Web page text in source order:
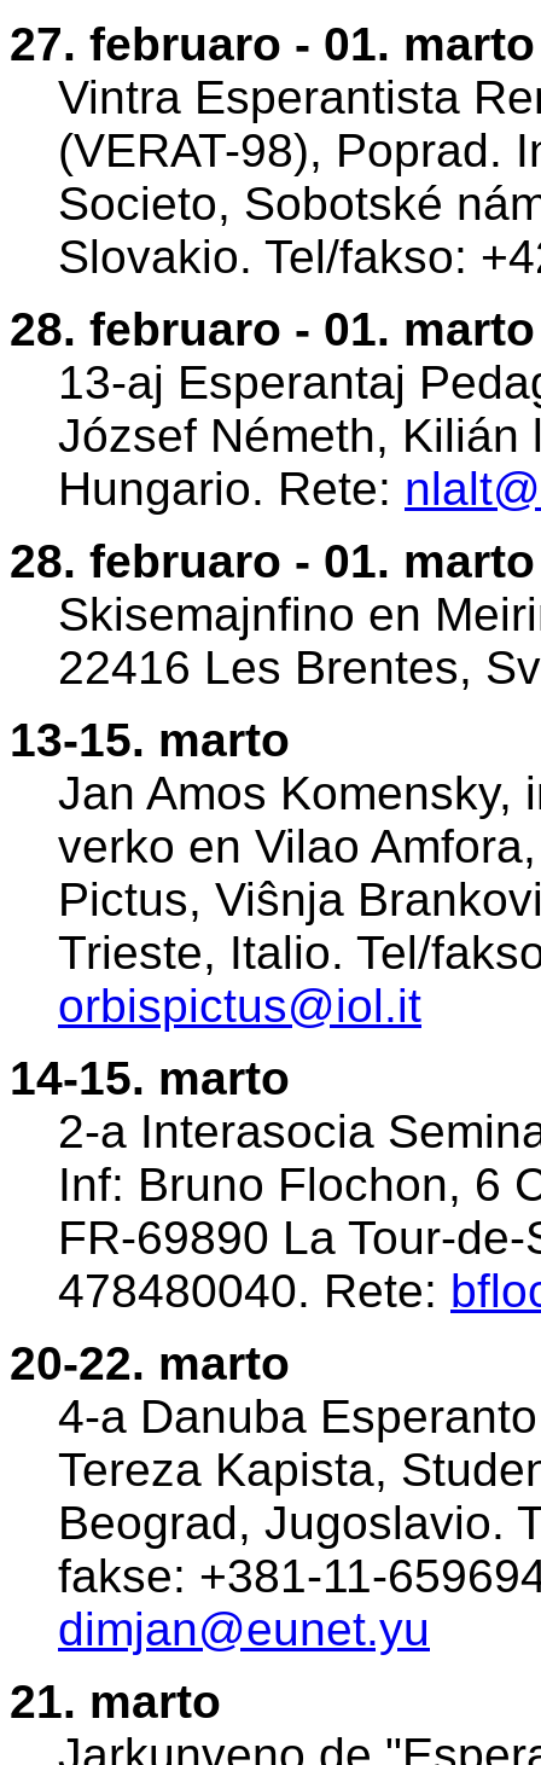
27. februaro - 01. marto
Vintra Esperantista
(VERAT-98), Poprad.
Societo, Sobotské
Slovakio. Tel/fakso:
28. februaro - 01. marto
13-aj Esperantaj
József Németh, Kilián
Hungario. Rete:
28. februaro - 01. marto
Skisemajnfino en
22416 Les Brentes,
13-15. marto
Jan Amos Komensky,
verko en Vilao
Pictus, Viŝnja
Trieste, Italio. Tel/
orbispictus@iol.it
14-15. marto
2-a Interasocia
Inf: Bruno Flochon, 6
FR-69890 La Tour-
478480040. Rete:
20-22. marto
4-a Danuba
Tereza Kapista,
Beograd, Jugoslavio.
fakse: +381-11-
dimjan@eunet.yu
21. marto